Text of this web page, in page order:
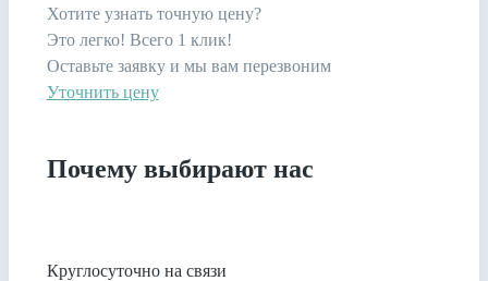
Хотите узнать точную цену?
Это легко! Всего 1 клик!
Оставьте заявку и мы вам перезвоним
Уточнить цену
Почему выбирают нас
Круглосуточно на связи